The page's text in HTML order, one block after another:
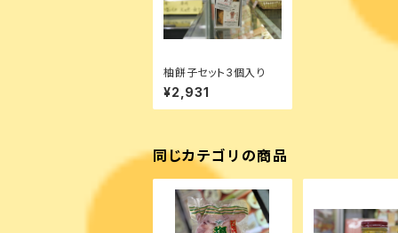
柚餅子セット3個入り
¥2,931
同じカテゴリの商品